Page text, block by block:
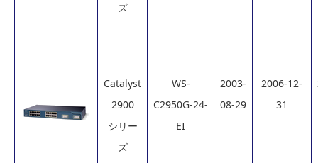
ズ
Catalyst
2900
シリー
ズ
WS-
C2950G-24-
EI
2003-
08-29
2006-12-
31